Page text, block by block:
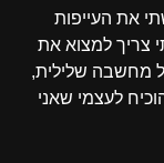
את העייפות
צריך למצוא את
מחשבה שלילית,
לעצמי שאני